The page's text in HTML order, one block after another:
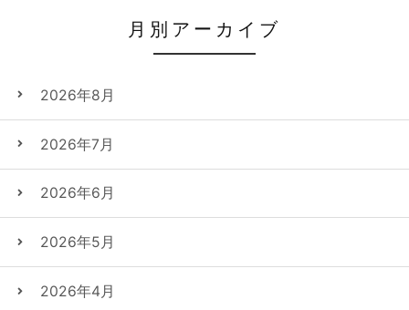
月別アーカイブ
2026年8月
2026年7月
2026年6月
2026年5月
2026年4月